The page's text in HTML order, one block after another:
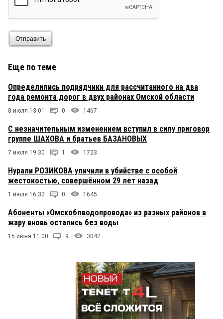
Отправить
Еще по теме
Определились подрядчики для рассчитанного на два
года ремонта дорог в двух районах Омской области
8 июля 13:01 0 1467
С незначительным изменением вступил в силу приговор
группе ШАХОВА и братьев БАЗАНОВЫХ
7 июля 19:30 1 1723
Нурали РОЗИКОВА уличили в убийстве с особой
жестокостью, совершённом 29 лет назад
1 июля 16:32 0 1645
Абоненты «Омскоблводопровода» из разных районов в
жару вновь остались без воды
15 июня 11:00 9 3042